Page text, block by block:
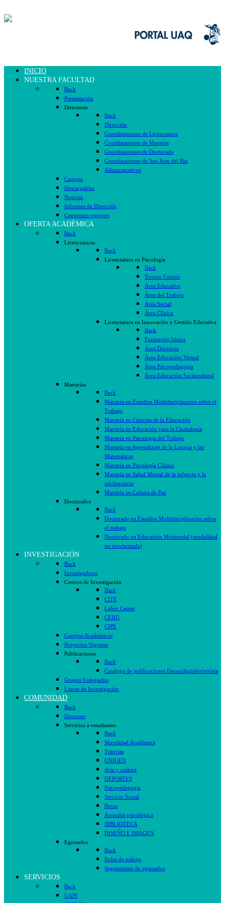
INICIO
NUESTRA FACULTAD
Back
Presentación
Directorio
Back
Dirección
Coordinaciones de Licenciatura
Coordinaciones de Maestría
Coordinaciones de Doctorado
Coordinaciones de San Juan del Río
Administrativos
Campus
Descargables
Noticias
Informes de Dirección
Convenios vigentes
OFERTA ACADÉMICA
Back
Licenciaturas
Back
Licenciatura en Psicología
Back
Tronco Común
Área Educativa
Área del Trabajo
Área Social
Área Clínica
Licenciatura en Innovación y Gestión Educativa
Back
Formación básica
Área Docencia
Área Educación Virtual
Área Psicopedagogía
Área Educación Sociocultural
Maestrías
Back
Maestría en Estudios Multidisciplinarios sobre el
Trabajo
Maestría en Ciencias de la Educación
Maestría en Educación para la Ciudadanía
Maestría en Psicología del Trabajo
Maestría en Aprendizaje de la Lengua y las
Matemáticas
Maestría en Psicología Clínica
Maestría en Salud Mental de la infancia y la
adolescencia
Maestría en Cultura de Paz
Doctorados
Back
Doctorado en Estudios Multidisciplinarios sobre
el trabajo
Doctorado en Educación Mutimodal (modalidad
no escolarizada)
INVESTIGACIÓN
Back
Investigadores
Centros de Investigación
Back
CITE
Labor Center
CEIIG
CIPE
Cuerpos Académicos
Proyectos Vigentes
Publicaciones
Back
Catalogo de publicaciones físicas/digitales/revista
Grupos Colegiados
Líneas de Investigación
COMUNIDAD
Back
Docentes
Servicios a estudiantes
Back
Movilidad Académica
Tutorías
UNIGEN
Arte y cultura
DEPORTES
Psicopedagogía
Servicio Social
Becas
Atención psicológica
BIBLIOTECA
DISEÑO E IMAGEN
Egresados
Back
Bolsa de trabajo
Seguimiento de egresados
SERVICIOS
Back
UAPI